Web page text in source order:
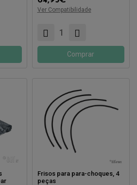
Ver Compatibilidade
Compatível com:
Comprar
Frisos para para-choques, 4
peças